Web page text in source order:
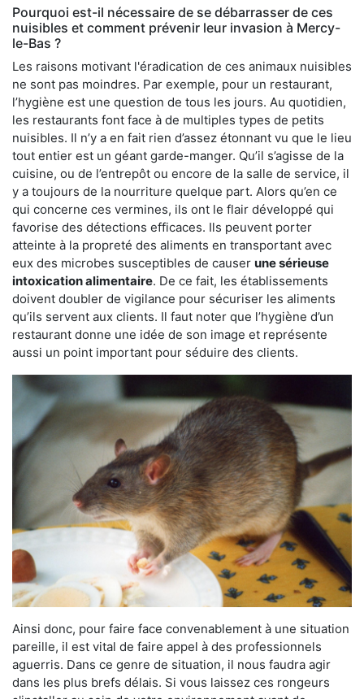
Pourquoi est-il nécessaire de se débarrasser de ces
nuisibles et comment prévenir leur invasion à Mercy-
le-Bas ?
Les raisons motivant l'éradication de ces animaux nuisibles
ne sont pas moindres. Par exemple, pour un restaurant,
l’hygiène est une question de tous les jours. Au quotidien,
les restaurants font face à de multiples types de petits
nuisibles. Il n’y a en fait rien d’assez étonnant vu que le lieu
tout entier est un géant garde-manger. Qu’il s’agisse de la
cuisine, ou de l’entrepôt ou encore de la salle de service, il
y a toujours de la nourriture quelque part. Alors qu’en ce
qui concerne ces vermines, ils ont le flair développé qui
favorise des détections efficaces. Ils peuvent porter
atteinte à la propreté des aliments en transportant avec
eux des microbes susceptibles de causer une sérieuse
intoxication alimentaire. De ce fait, les établissements
doivent doubler de vigilance pour sécuriser les aliments
qu’ils servent aux clients. Il faut noter que l’hygiène d’un
restaurant donne une idée de son image et représente
aussi un point important pour séduire des clients.
Ainsi donc, pour faire face convenablement à une situation
pareille, il est vital de faire appel à des professionnels
aguerris. Dans ce genre de situation, il nous faudra agir
dans les plus brefs délais. Si vous laissez ces rongeurs